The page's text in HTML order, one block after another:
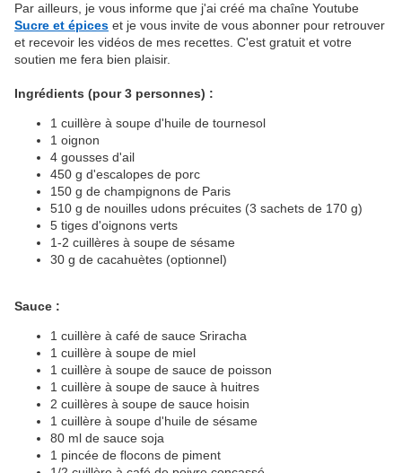
Par ailleurs, je vous informe que j'ai créé ma chaîne Youtube
Sucre et épices et je vous invite de vous abonner pour retrouver
et recevoir les vidéos de mes recettes. C'est gratuit et votre
soutien me fera bien plaisir.
Ingrédients (pour 3 personnes) :
1 cuillère à soupe d'huile de tournesol
1 oignon
4 gousses d'ail
450 g d'escalopes de porc
150 g de champignons de Paris
510 g de nouilles udons précuites (3 sachets de 170 g)
5 tiges d'oignons verts
1-2 cuillères à soupe de sésame
30 g de cacahuètes (optionnel)
Sauce :
1 cuillère à café de sauce Sriracha
1 cuillère à soupe de miel
1 cuillère à soupe de sauce de poisson
1 cuillère à soupe de sauce à huitres
2 cuillères à soupe de sauce hoisin
1 cuillère à soupe d'huile de sésame
80 ml de sauce soja
1 pincée de flocons de piment